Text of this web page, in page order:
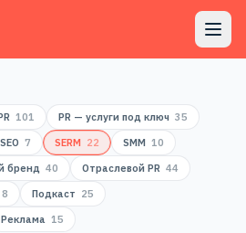
101 PR — услуги под ключ 35
SEO 7 SERM 22 SMM 10
бренд 40 Отраслевой PR 44
8 Подкаст 25
Реклама 15